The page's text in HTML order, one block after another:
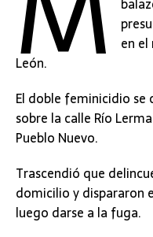
en
León.
El doble feminicidio se
sobre la calle Río
Pueblo Nuevo.
Trascendió que
domicilio y dispararon
luego darse a la fuga.